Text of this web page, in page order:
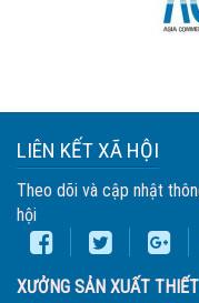
LIÊN KẾT XÃ HỘI
Theo dõi và cập nhật
hội
XƯỞNG SẢN XUẤT